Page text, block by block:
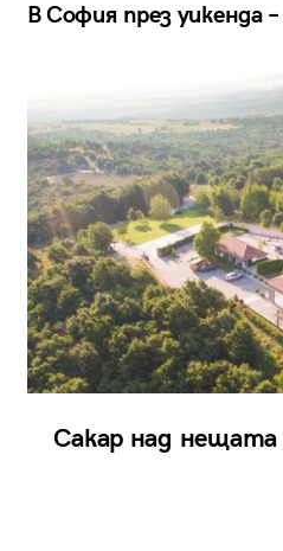
В София през уикенда
Сакар над нещата